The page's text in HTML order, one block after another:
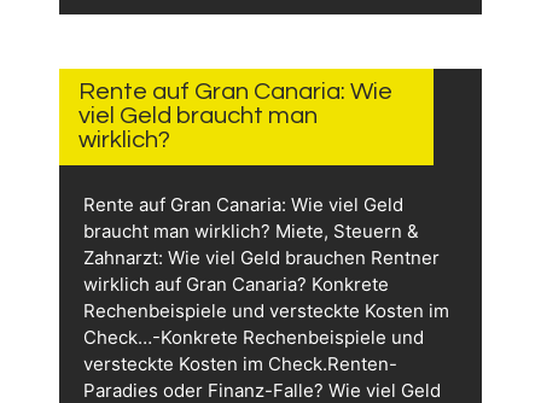
2026
Rente auf Gran Canaria: Wie
viel Geld braucht man
wirklich?
Rente auf Gran Canaria: Wie viel Geld
braucht man wirklich? Miete, Steuern &
Zahnarzt: Wie viel Geld brauchen Rentner
wirklich auf Gran Canaria? Konkrete
Rechenbeispiele und versteckte Kosten im
Check…-Konkrete Rechenbeispiele und
versteckte Kosten im Check.Renten-
Paradies oder Finanz-Falle? Wie viel Geld